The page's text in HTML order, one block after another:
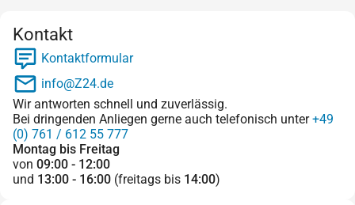
Kontakt
Kontaktformular
info@Z24.de
Wir antworten schnell und zuverlässig.
Bei dringenden Anliegen gerne auch telefonisch unter+49
(0) 761 / 612 55 777
Montag bis Freitag
von 09:00 - 12:00
und 13:00 - 16:00 (freitags bis 14:00)